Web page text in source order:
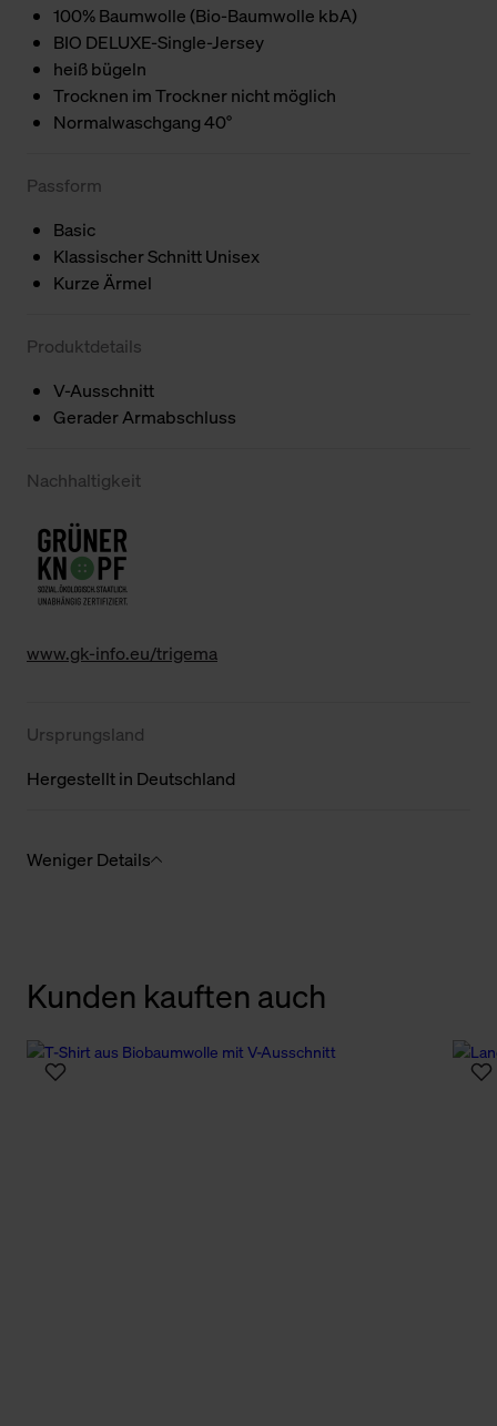
100% Baumwolle (Bio-Baumwolle kbA)
BIO DELUXE-Single-Jersey
heiß bügeln
Trocknen im Trockner nicht möglich
Normalwaschgang 40°
Passform
Basic
Klassischer Schnitt Unisex
Kurze Ärmel
Produktdetails
V-Ausschnitt
Gerader Armabschluss
Nachhaltigkeit
www.gk-info.eu/trigema
Ursprungsland
Hergestellt in Deutschland
Weniger Details
Kunden kauften auch